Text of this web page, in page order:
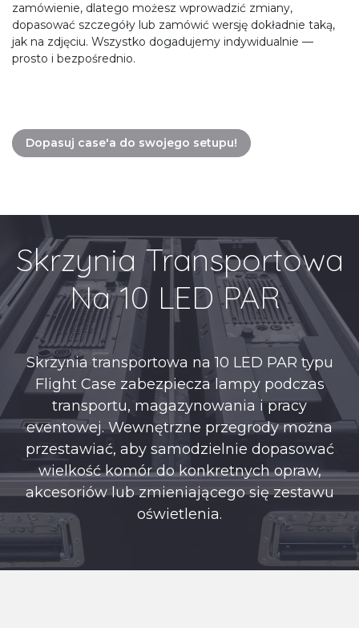
zamówienie, dlatego możesz wprowadzić zmiany,
dopasować szczegóły lub zamówić wersję dokładnie taką,
jak na zdjęciu. Wszystko dogadujemy indywidualnie —
prosto i bezpośrednio.
Dopasuj case'a do swojego setupu!
Skrzynia Transportowa
Na 10 LED PAR
Skrzynia transportowa na 10 LED PAR typu
Flight Case zabezpiecza lampy podczas
transportu, magazynowania i pracy
eventowej. Wewnętrzne przegrody można
przestawiać, aby samodzielnie dopasować
wielkość komór do konkretnych opraw,
akcesoriów lub zmieniającego się zestawu
oświetlenia.